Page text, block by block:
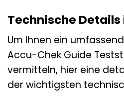
Technische
Um Ihnen ein
Accu-Chek Guide
vermitteln, hier eine
der wichtigsten